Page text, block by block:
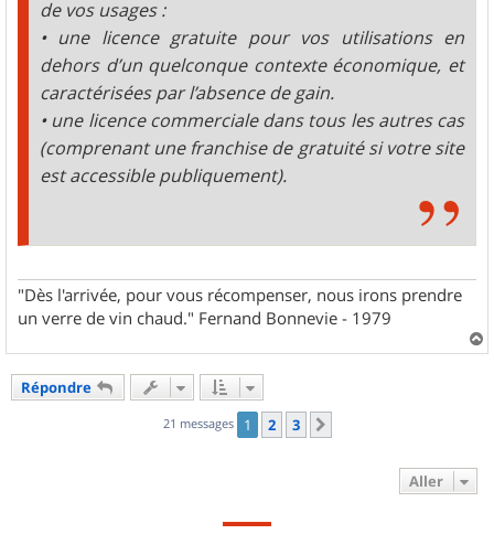
de vos usages :
• une licence gratuite pour vos utilisations en
dehors d’un quelconque contexte économique, et
caractérisées par l’absence de gain.
• une licence commerciale dans tous les autres cas
(comprenant une franchise de gratuité si votre site
est accessible publiquement).
"Dès l'arrivée, pour vous récompenser, nous irons prendre
un verre de vin chaud." Fernand Bonnevie - 1979
a
Répondre
21 messages 1 2 3
Aller